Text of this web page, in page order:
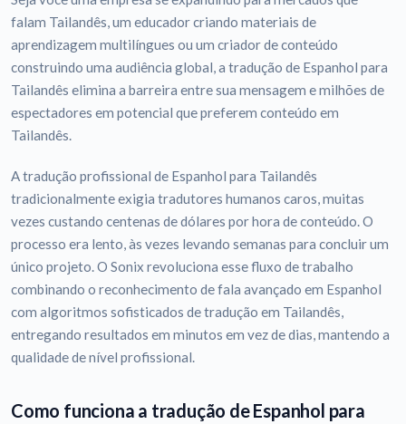
falam Tailandês, um educador criando materiais de
aprendizagem multilíngues ou um criador de conteúdo
construindo uma audiência global, a tradução de Espanhol para
Tailandês elimina a barreira entre sua mensagem e milhões de
espectadores em potencial que preferem conteúdo em
Tailandês.
A tradução profissional de Espanhol para Tailandês
tradicionalmente exigia tradutores humanos caros, muitas
vezes custando centenas de dólares por hora de conteúdo. O
processo era lento, às vezes levando semanas para concluir um
único projeto. O Sonix revoluciona esse fluxo de trabalho
combinando o reconhecimento de fala avançado em Espanhol
com algoritmos sofisticados de tradução em Tailandês,
entregando resultados em minutos em vez de dias, mantendo a
qualidade de nível profissional.
Como funciona a tradução de Espanhol para